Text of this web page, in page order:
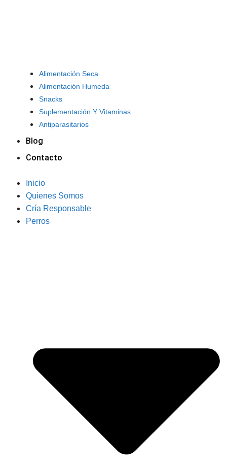
Alimentación Seca
Alimentación Humeda
Snacks
Suplementación Y Vitaminas
Antiparasitarios
Blog
Contacto
Inicio
Quienes Somos
Cría Responsable
Perros